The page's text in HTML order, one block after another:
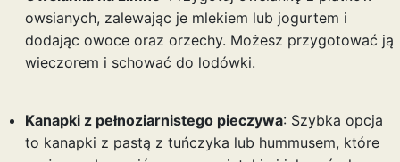
owsianych, zalewając je mlekiem lub jogurtem i
dodając owoce oraz orzechy. Możesz przygotować ją
wieczorem i schować do lodówki.
Kanapki z pełnoziarnistego pieczywa: Szybka opcja
to kanapki z pastą z tuńczyka lub hummusem, które